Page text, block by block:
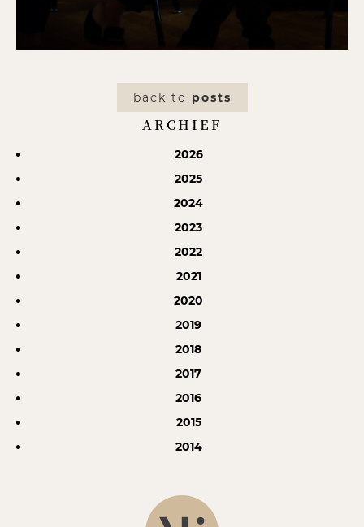
back to posts
ARCHIEF
2026
2025
2024
2023
2022
2021
2020
2019
2018
2017
2016
2015
2014